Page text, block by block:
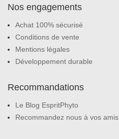
Nos engagements
Achat 100% sécurisé
Conditions de vente
Mentions légales
Développement durable
Recommandations
Le Blog EspritPhyto
Recommandez nous à vos amis